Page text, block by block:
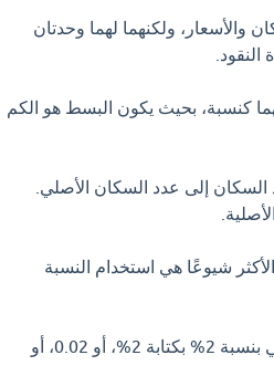
والأسعار، ولكنهما لهما وحدتان
كنسبة، بحيث يكون البسط هو الكم
السكان إلى عدد السكان الأصلي.
شيوعًا هي استخدام النسبة
وعلى سبيل المثال، يمكن التعبير عن معدل النمو السكاني بنسبة 2% بكتابة 2%، أو 0.02، أو